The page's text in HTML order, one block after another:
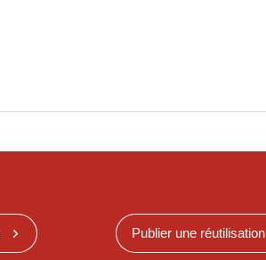
Publier une réutilisation